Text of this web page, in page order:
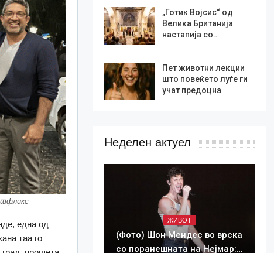
една од
таа го
„Готик Војсис“ од
Велика Британија
настапија со…
Пет животни лекции
што повеќето луѓе ги
учат предоцна
Неделен актуел
ЖИВОТ
(Фото) Шон Мендес во врска
со поранешната на Нејмар:…